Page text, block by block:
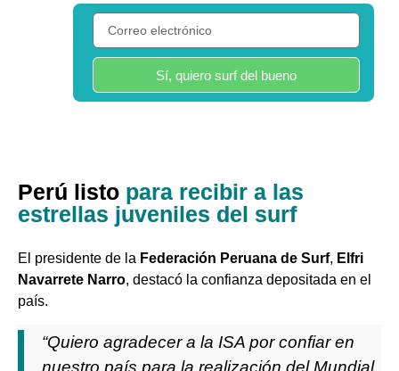
Sí, quiero surf del bueno
Perú listo para recibir a las
estrellas juveniles del surf
El presidente de la Federación Peruana de Surf, Elfri
Navarrete Narro, destacó la confianza depositada en el
país.
“Quiero agradecer a la ISA por confiar en
nuestro país para la realización del Mundial